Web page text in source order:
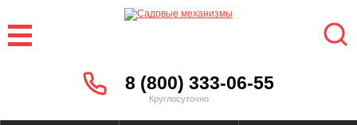
8 (800) 333-06-55
Круглосуточно